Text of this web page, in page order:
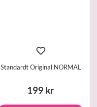
Standardt Original NORMAL
199 kr